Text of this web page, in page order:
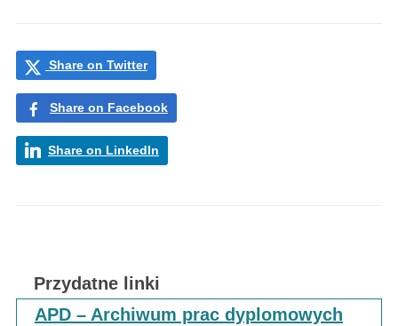
Share on Twitter
Share on Facebook
Share on LinkedIn
Przydatne linki
APD – Archiwum prac dyplomowych